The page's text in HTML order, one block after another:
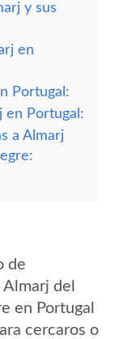
y sus
en
Portugal:
en Portugal:
a Almarj
de
del
en Portugal
cercaros o